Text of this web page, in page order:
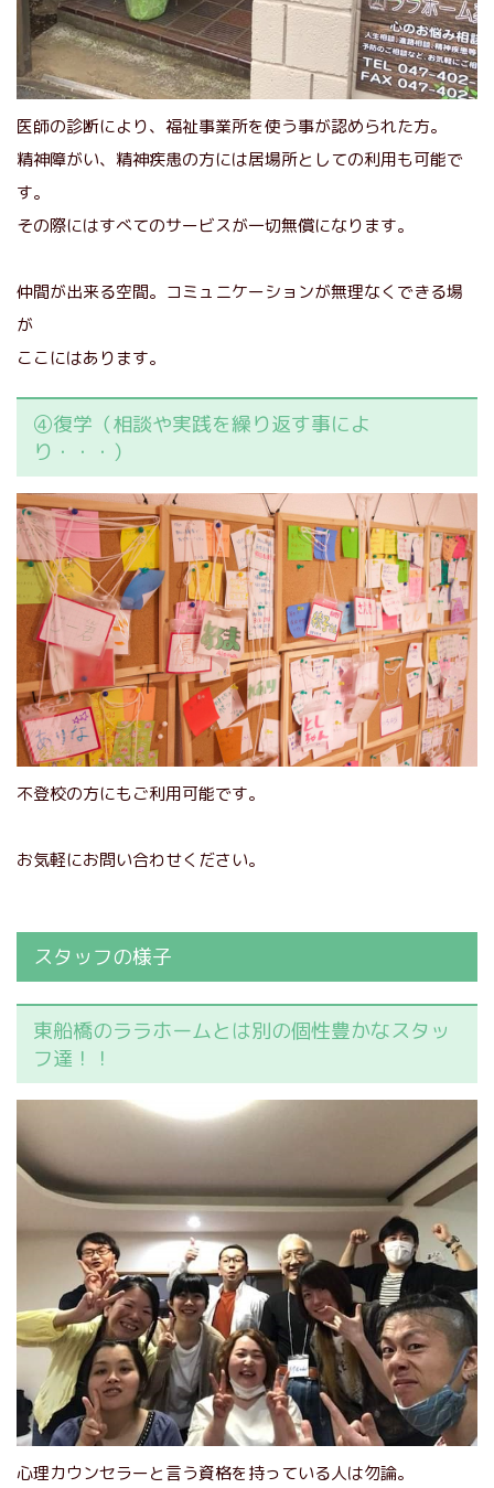
医師の診断により、福祉事業所を使う事が認められた方。
精神障がい、精神疾患の方には居場所としての利用も可能で
す。
その際にはすべてのサービスが一切無償になります。
仲間が出来る空間。コミュニケーションが無理なくできる場
が
ここにはあります。
④復学（相談や実践を繰り返す事によ
り・・・）
不登校の方にもご利用可能です。
お気軽にお問い合わせください。
スタッフの様子
東船橋のララホームとは別の個性豊かなスタッ
フ達！！
心理カウンセラーと言う資格を持っている人は勿論。